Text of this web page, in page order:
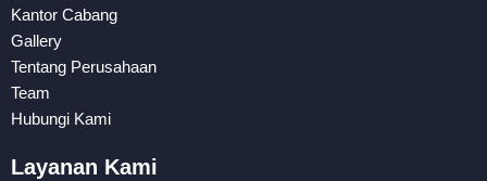
Kantor Cabang
Gallery
Tentang Perusahaan
Team
Hubungi Kami
Layanan Kami